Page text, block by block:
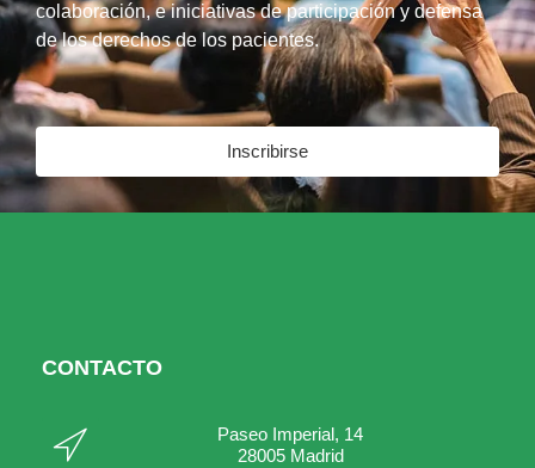
colaboración, e iniciativas de participación y defensa
de los derechos de los pacientes.
Inscribirse
CONTACTO
Paseo Imperial, 14
28005 Madrid